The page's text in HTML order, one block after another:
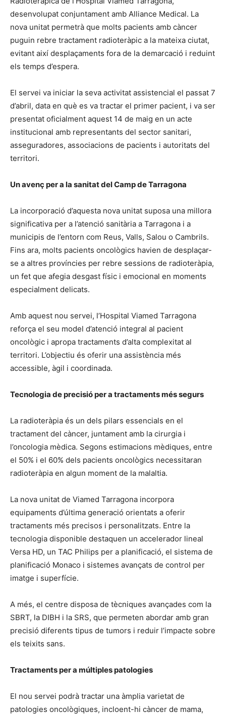
desenvolupat conjuntament amb Alliance Medical. La
nova unitat permetrà que molts pacients amb càncer
puguin rebre tractament radioteràpic a la mateixa ciutat,
evitant així desplaçaments fora de la demarcació i reduint
els temps d’espera.
El servei va iniciar la seva activitat assistencial el passat 7
d’abril, data en què es va tractar el primer pacient, i va ser
presentat oficialment aquest 14 de maig en un acte
institucional amb representants del sector sanitari,
asseguradores, associacions de pacients i autoritats del
territori.
Un avenç per a la sanitat del Camp de Tarragona
La incorporació d’aquesta nova unitat suposa una millora
significativa per a l’atenció sanitària a Tarragona i a
municipis de l’entorn com Reus, Valls, Salou o Cambrils.
Fins ara, molts pacients oncològics havien de desplaçar-
se a altres províncies per rebre sessions de radioteràpia,
un fet que afegia desgast físic i emocional en moments
especialment delicats.
Amb aquest nou servei, l’Hospital Viamed Tarragona
reforça el seu model d’atenció integral al pacient
oncològic i apropa tractaments d’alta complexitat al
territori. L’objectiu és oferir una assistència més
accessible, àgil i coordinada.
Tecnologia de precisió per a tractaments més segurs
La radioteràpia és un dels pilars essencials en el
tractament del càncer, juntament amb la cirurgia i
l’oncologia mèdica. Segons estimacions mèdiques, entre
el 50% i el 60% dels pacients oncològics necessitaran
radioteràpia en algun moment de la malaltia.
La nova unitat de Viamed Tarragona incorpora
equipaments d’última generació orientats a oferir
tractaments més precisos i personalitzats. Entre la
tecnologia disponible destaquen un accelerador lineal
Versa HD, un TAC Philips per a planificació, el sistema de
planificació Monaco i sistemes avançats de control per
imatge i superfície.
A més, el centre disposa de tècniques avançades com la
SBRT, la DIBH i la SRS, que permeten abordar amb gran
precisió diferents tipus de tumors i reduir l’impacte sobre
els teixits sans.
Tractaments per a múltiples patologies
El nou servei podrà tractar una àmplia varietat de
patologies oncològiques, incloent-hi càncer de mama,